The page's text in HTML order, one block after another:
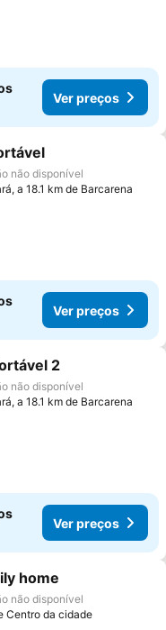
Ver preços
aos favoritos
não disponível
a 18.1 km de Barcarena
Ver preços
aos favoritos
2
não disponível
a 18.1 km de Barcarena
Ver preços
aos favoritos
home
não disponível
Centro da cidade